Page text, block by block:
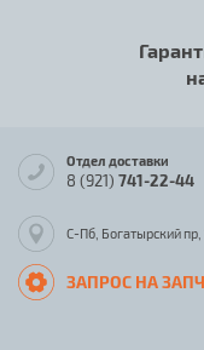
Отдел доставки
8 (921) 741-22-44
С-Пб, Богатырский
ЗАПРОС НА